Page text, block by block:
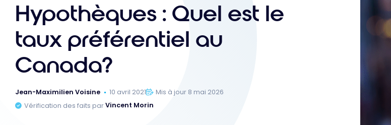
Hypothèques : Quel est le
taux préférentiel au
Canada?
Jean-Maximilien Voisine 10 avril 2021
Mis à jour 8 mai 2026
Vérification des faits parVincent Morin